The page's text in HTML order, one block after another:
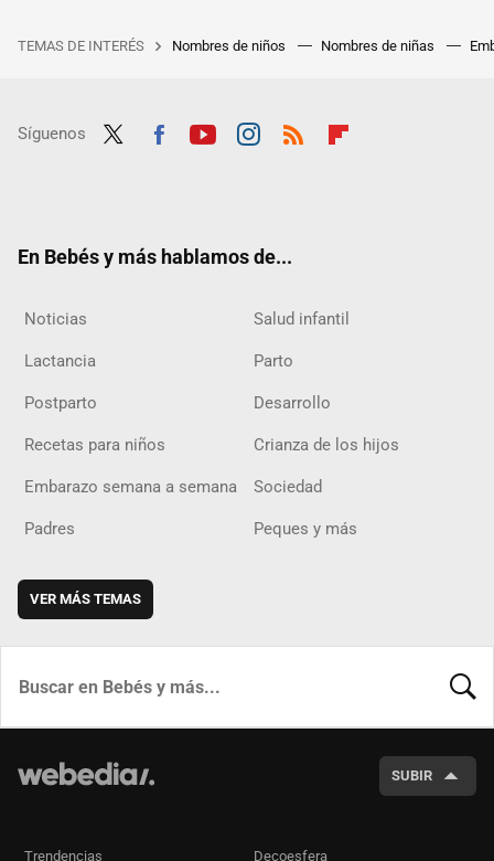
TEMAS DE INTERÉS Nombres de niños Nombres de niñas
Síguenos
En Bebés y más hablamos de...
Noticias Salud infantil
Lactancia Parto
Postparto Desarrollo
Recetas para niños Crianza de los hijos
Embarazo semana a semana Sociedad
Padres Peques y más
VER MÁS TEMAS
SUBIR
Trendencias Decoesfera